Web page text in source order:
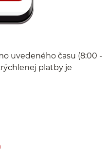
uvedeného času (8:00 -
platby je